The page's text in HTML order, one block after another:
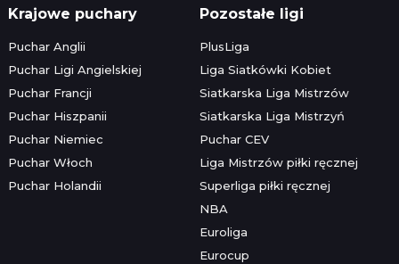
Krajowe puchary
Puchar Anglii
Puchar Ligi Angielskiej
Puchar Francji
Puchar Hiszpanii
Puchar Niemiec
Puchar Włoch
Puchar Holandii
Pozostałe ligi
PlusLiga
Liga Siatkówki Kobiet
Siatkarska Liga Mistrzów
Siatkarska Liga Mistrzyń
Puchar CEV
Liga Mistrzów piłki ręcznej
Superliga piłki ręcznej
NBA
Euroliga
Eurocup